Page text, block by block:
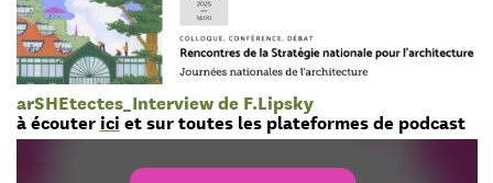
arSHEtectes_Interview de F.Lipsky
à écouter iciet sur toutes les plateformes de podcast